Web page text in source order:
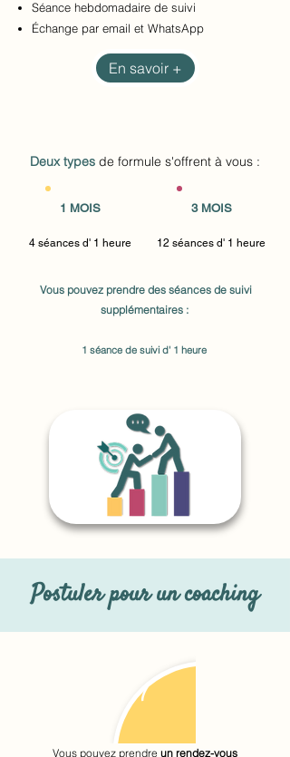
Séance hebdomadaire de suivi
​Échange par email et WhatsApp
En savoir +
Deux typesde formule s'offrent à vous :
4 séances d' 1 heure
1 MOIS
12 séances d' 1 heure
3 MOIS
Vous pouvez prendre des séances de suivi
supplémentaires :
1 séance de suivi d' 1 heure
Postuler pour un coaching
Vous pouvez prendre un rendez-vous
1